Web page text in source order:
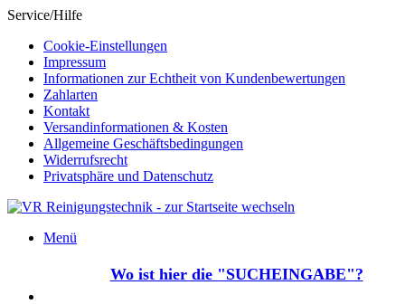
Service/Hilfe
Cookie-Einstellungen
Impressum
Informationen zur Echtheit von Kundenbewertungen
Zahlarten
Kontakt
Versandinformationen & Kosten
Allgemeine Geschäftsbedingungen
Widerrufsrecht
Privatsphäre und Datenschutz
Menü
Wo ist hier die "SUCHEINGABE"?